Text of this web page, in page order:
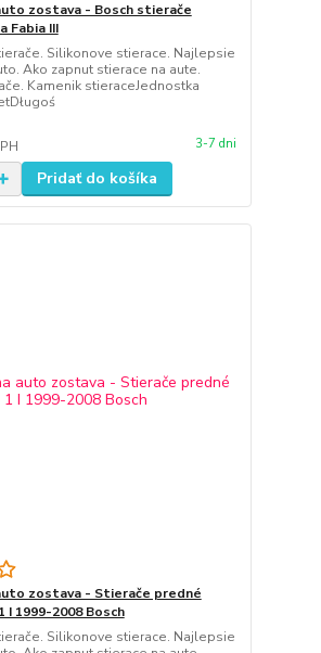
zostava - Bosch stierače
Fabia III
Silikonove stierace. Najlepsie
Ako zapnut stierace na aute.
Kamenik stieraceJednostka
3-7 dni
Pridať do košíka
zostava - Stierače predné
I 1999-2008 Bosch
Silikonove stierace. Najlepsie